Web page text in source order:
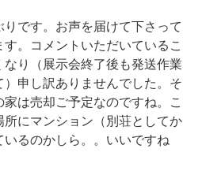
です。お声を届けて下さって
。コメントいただいているこ
なり（展示会終了後も発送作業
申し訳ありませんでした。そ
は売却ご予定なのですね。こ
所にマンション（別荘としてか
いるのかしら。。いいですね